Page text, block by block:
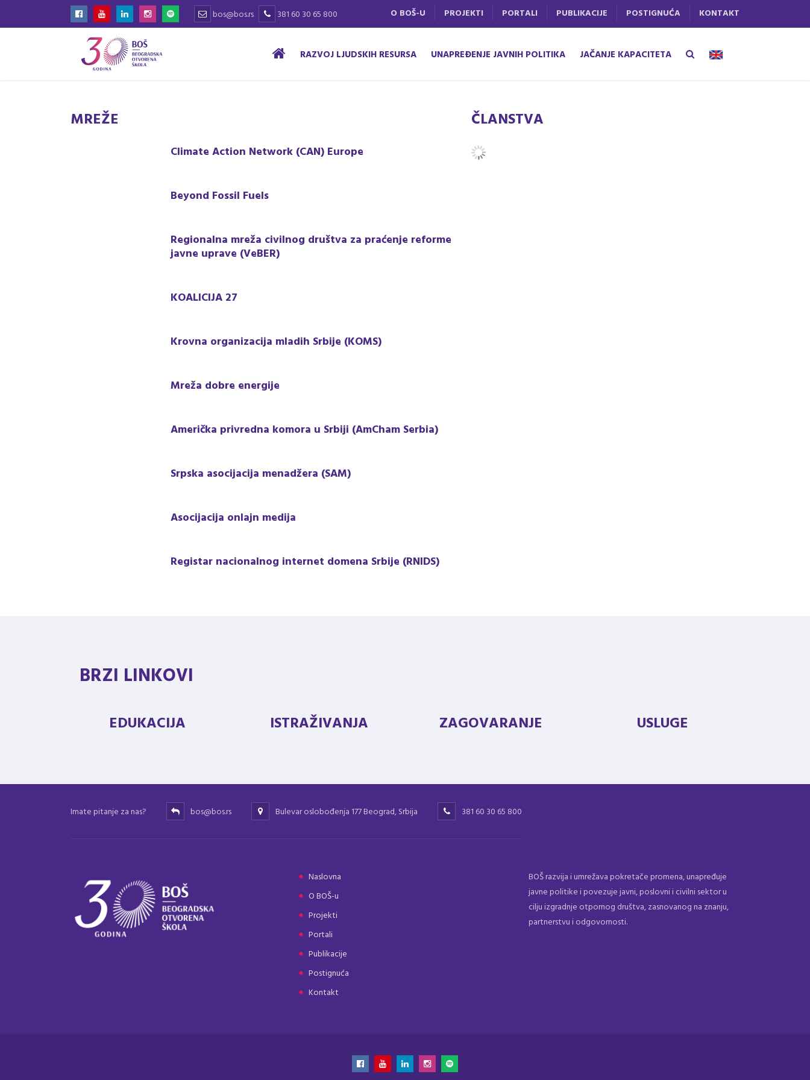
bos@bos.rs 381 60 30 65 800 O BOŠ-U PROJEKTI PORTALI PUBLIKACIJE POSTIGNUĆA KONTAKT
RAZVOJ LJUDSKIH RESURSA UNAPREĐENJE JAVNIH POLITIKA JAČANJE KAPACITETA
MREŽE
Climate Action Network (CAN) Europe
Beyond Fossil Fuels
Regionalna mreža civilnog društva za praćenje reforme
javne uprave (VeBER)
KOALICIJA 27
Krovna organizacija mladih Srbije (KOMS)
Mreža dobre energije
Američka privredna komora u Srbiji (AmCham Serbia)
Srpska asocijacija menadžera (SAM)
Asocijacija onlajn medija
Registar nacionalnog internet domena Srbije (RNIDS)
ČLANSTVA
BRZI LINKOVI
EDUKACIJA ISTRAŽIVANJA ZAGOVARANJE USLUGE
Imate pitanje za nas? bos@bos.rs Bulevar oslobođenja 177 Beograd, Srbija 381 60 30 65 800
Naslovna
O BOŠ-u
Projekti
Portali
Publikacije
Postignuća
Kontakt
BOŠ razvija i umrežava pokretače promena, unapređuje
javne politike i povezuje javni, poslovni i civilni sektor u
cilju izgradnje otpornog društva, zasnovanog na znanju,
partnerstvu i odgovornosti.